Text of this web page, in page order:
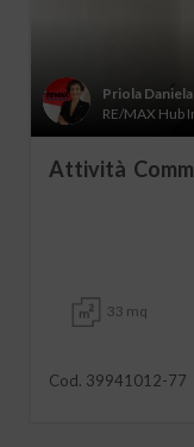
Priola Daniela
RE/MAX Hub
Attività
33 mq
Cod. 39941012-77